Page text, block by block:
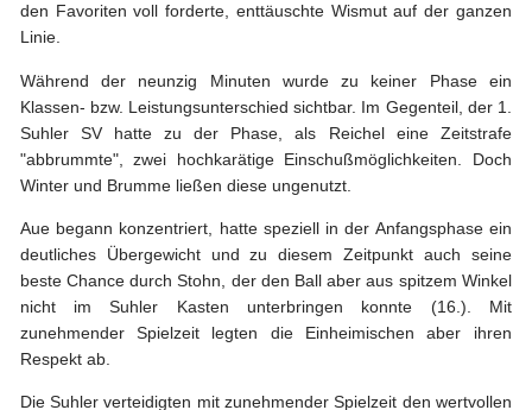
DFB-
Pokalspiele
Sachsen-
Pokalspiele
Erzgebirgsstadion
Stadionchronik
Umbau-
Tagebuch
den Favoriten voll forderte, enttäuschte Wismut auf der ganzen
Linie.
Während der neunzig Minuten wurde zu keiner Phase ein
Klassen- bzw. Leistungsunterschied sichtbar. Im Gegenteil, der 1.
Suhler SV hatte zu der Phase, als Reichel eine Zeitstrafe
"abbrummte", zwei hochkarätige Einschußmöglichkeiten. Doch
Winter und Brumme ließen diese ungenutzt.
Aue begann konzentriert, hatte speziell in der Anfangsphase ein
deutliches Übergewicht und zu diesem Zeitpunkt auch seine
beste Chance durch Stohn, der den Ball aber aus spitzem Winkel
nicht im Suhler Kasten unterbringen konnte (16.). Mit
zunehmender Spielzeit legten die Einheimischen aber ihren
Respekt ab.
Die Suhler verteidigten mit zunehmender Spielzeit den wertvollen